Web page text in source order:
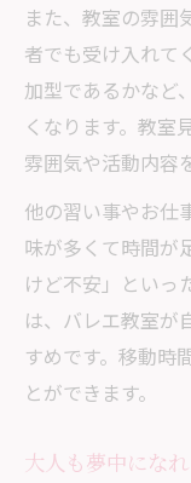
手芸と
活
大人未経験
初めてで
方法
バレエ
制
方
また、教室の雰囲
者でも受け入れて
加型であるかなど
くなります。教室
雰囲気や活動内容
他の習い事やお仕
味が多くて時間が
けど不安」といっ
は、バレエ教室が
すめです。移動時
とができます。
大人も夢中にな